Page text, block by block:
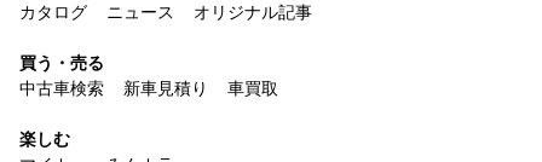
カタログ
ニュース オリジナル記事
買う・売る
中古車検索
新車見積り 車買取
楽しむ